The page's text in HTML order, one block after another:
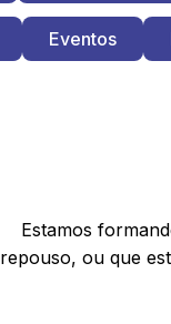
Eventos
Estamos
repouso, ou que